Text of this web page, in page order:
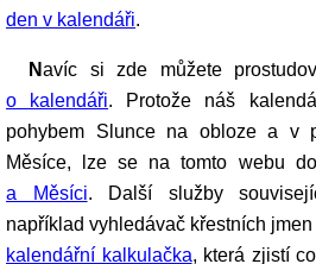
den v kalendáři.
Navíc si zde můžete
o kalendáři. Protože náš
pohybem Slunce na obloze a v
Měsíce, lze se na tomto webu
a Měsíci. Další služby
například vyhledávač křestních jmen
kalendářní kalkulačka, která zjistí